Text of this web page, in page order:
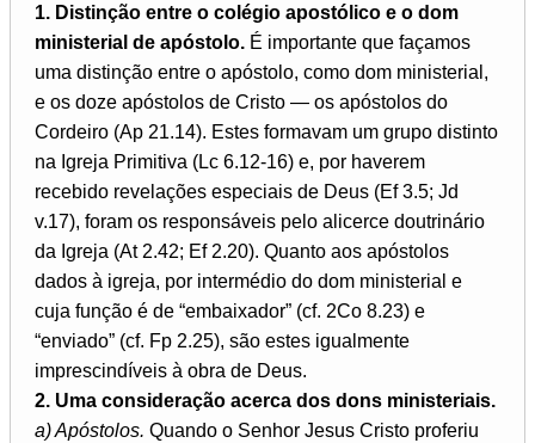
1. Distinção entre o colégio apostólico e o dom
ministerial de apóstolo. É importante que façamos
uma distinção entre o apóstolo, como dom ministerial,
e os doze apóstolos de Cristo — os apóstolos do
Cordeiro (Ap 21.14). Estes formavam um grupo distinto
na Igreja Primitiva (Lc 6.12-16) e, por haverem
recebido revelações especiais de Deus (Ef 3.5; Jd
v.17), foram os responsáveis pelo alicerce doutrinário
da Igreja (At 2.42; Ef 2.20). Quanto aos apóstolos
dados à igreja, por intermédio do dom ministerial e
cuja função é de “embaixador” (cf. 2Co 8.23) e
“enviado” (cf. Fp 2.25), são estes igualmente
imprescindíveis à obra de Deus.
2. Uma consideração acerca dos dons ministeriais.
a) Apóstolos. Quando o Senhor Jesus Cristo proferiu